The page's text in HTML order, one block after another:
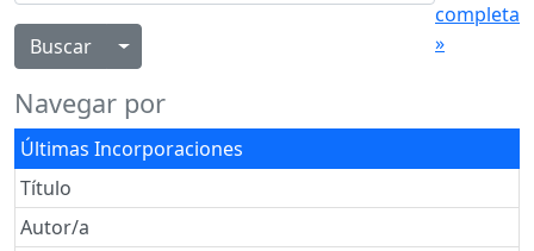
Alternar menú desplegable
completa
»
Navegar por
Últimas Incorporaciones
Título
Autor/a